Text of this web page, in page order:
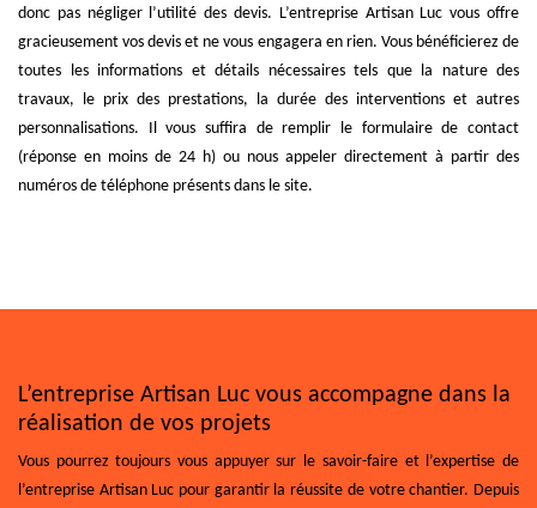
donc pas négliger l’utilité des devis. L’entreprise Artisan Luc vous offre
gracieusement vos devis et ne vous engagera en rien. Vous bénéficierez de
toutes les informations et détails nécessaires tels que la nature des
travaux, le prix des prestations, la durée des interventions et autres
personnalisations. Il vous suffira de remplir le formulaire de contact
(réponse en moins de 24 h) ou nous appeler directement à partir des
numéros de téléphone présents dans le site.
L’entreprise Artisan Luc vous accompagne dans la
réalisation de vos projets
Vous pourrez toujours vous appuyer sur le savoir-faire et l’expertise de
l’entreprise Artisan Luc pour garantir la réussite de votre chantier. Depuis